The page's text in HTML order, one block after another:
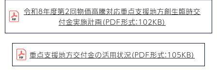
令和8年度第2回物価高騰対応重点支援地方創生臨時交
付金実施計画（PDF形式：102KB）
重点支援地方交付金の活用状況（PDF形式：105KB）